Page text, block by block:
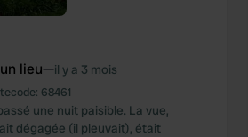
lieu—il y a 3 mois
68461
une nuit paisible. La vue,
dégagée (il pleuvait), était